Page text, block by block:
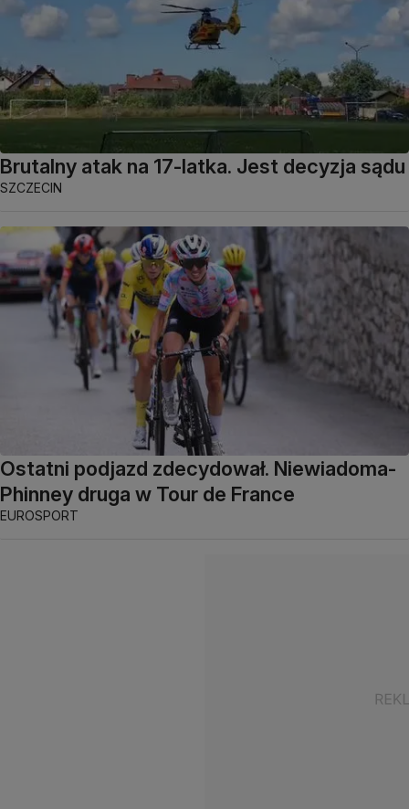
Brutalny atak na 17-latka. Jest decyzja sądu
SZCZECIN
Ostatni podjazd zdecydował. Niewiadoma-
Phinney druga w Tour de France
EUROSPORT